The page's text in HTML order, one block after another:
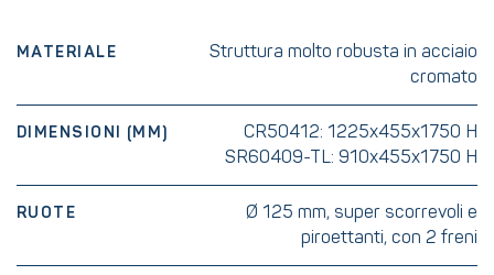
MATERIALE
Struttura molto robusta in acciaio
cromato
DIMENSIONI (MM)
CR50412: 1225x455x1750 H
SR60409-TL: 910x455x1750 H
RUOTE
Ø 125 mm, super scorrevoli e
piroettanti, con 2 freni